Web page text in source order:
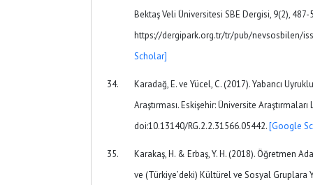
Bektaş Veli Üniversitesi SBE Dergisi, 9(2), 487-
https://dergipark.org.tr/tr/pub/nevsosbilen/
Scholar]
Karadağ, E. ve Yücel, C. (2017). Yabancı
Araştırması. Eskişehir: Üniversite Araştırmaları
doi:10.13140/RG.2.2.31566.05442.[Google
Karakaş, H. & Erbaş, Y. H. (2018). Öğretmen
ve (Türkiye’deki) Kültürel ve Sosyal Gruplara